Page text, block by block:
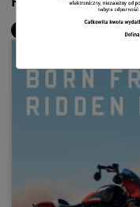
Redakcja Classicauto